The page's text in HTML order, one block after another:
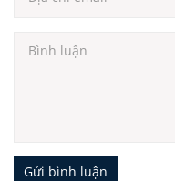
Gửi bình luận